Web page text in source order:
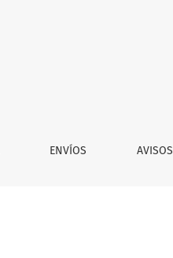
ENVÍOS AVISOS